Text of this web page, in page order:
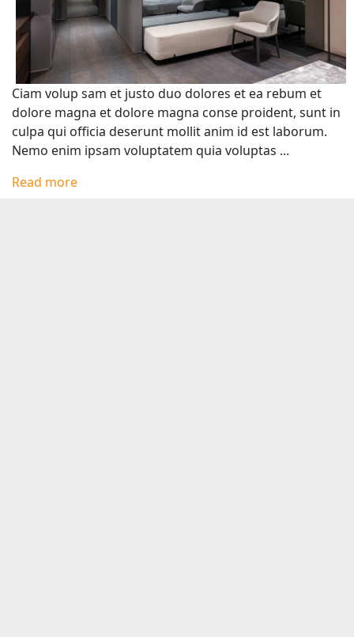
Ciam volup sam et justo duo dolores et ea rebum et
dolore magna et dolore magna conse proident, sunt in
culpa qui officia deserunt mollit anim id est laborum.
Nemo enim ipsam voluptatem quia voluptas ...
Read more